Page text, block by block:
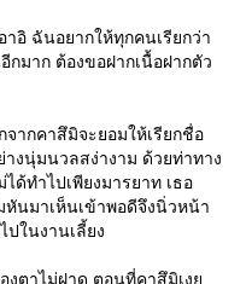
าอิ ฉันอยากให้ทุกคนเรียกว่า
กมาก ต้องขอฝากเนื้อฝากตัว
ากคาสึมิจะยอมให้เรียกชื่อ
งนุ่มนวลสง่างาม ด้วยท่าทาง
ได้ทำไปเพียงมารยาท เธอ
นมาเห็นเข้าพอดีจึงนิ่วหน้า
ในงานเลี้ยง
องตาไม่ฝาด ตอนที่คาสึมิเง